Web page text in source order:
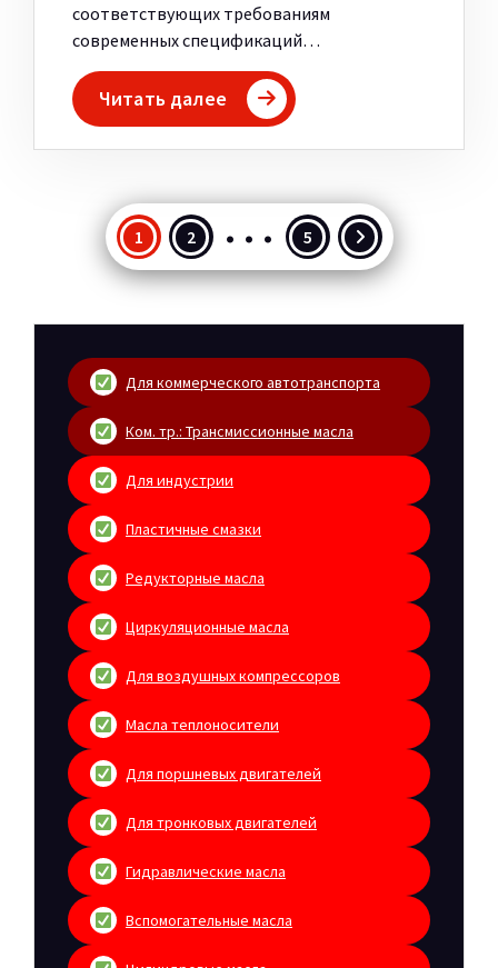
соответствующих требованиям
современных спецификаций…
Читать далее
Пагинация
записей
1 2 … 5
Для коммерческого автотранспорта
Ком. тр.: Трансмиссионные масла
Для индустрии
Пластичные смазки
Редукторные масла
Циркуляционные масла
Для воздушных компрессоров
Масла теплоносители
Для поршневых двигателей
Для тронковых двигателей
Гидравлические масла
Вспомогательные масла